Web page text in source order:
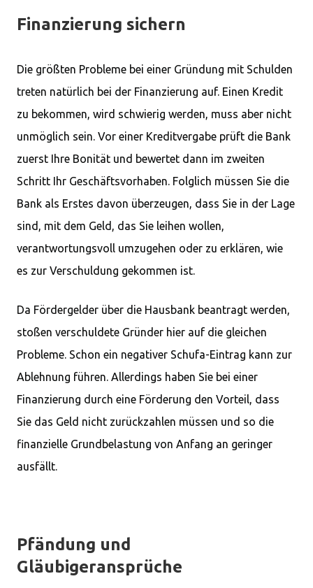
Finanzierung sichern
Die größten Probleme bei einer Gründung mit Schulden
treten natürlich bei der Finanzierung auf. Einen Kredit
zu bekommen, wird schwierig werden, muss aber nicht
unmöglich sein. Vor einer Kreditvergabe prüft die Bank
zuerst Ihre Bonität und bewertet dann im zweiten
Schritt Ihr Geschäftsvorhaben. Folglich müssen Sie die
Bank als Erstes davon überzeugen, dass Sie in der Lage
sind, mit dem Geld, das Sie leihen wollen,
verantwortungsvoll umzugehen oder zu erklären, wie
es zur Verschuldung gekommen ist.
Da Fördergelder über die Hausbank beantragt werden,
stoßen verschuldete Gründer hier auf die gleichen
Probleme. Schon ein negativer Schufa-Eintrag kann zur
Ablehnung führen. Allerdings haben Sie bei einer
Finanzierung durch eine Förderung den Vorteil, dass
Sie das Geld nicht zurückzahlen müssen und so die
finanzielle Grundbelastung von Anfang an geringer
ausfällt.
Pfändung und
Gläubigeransprüche